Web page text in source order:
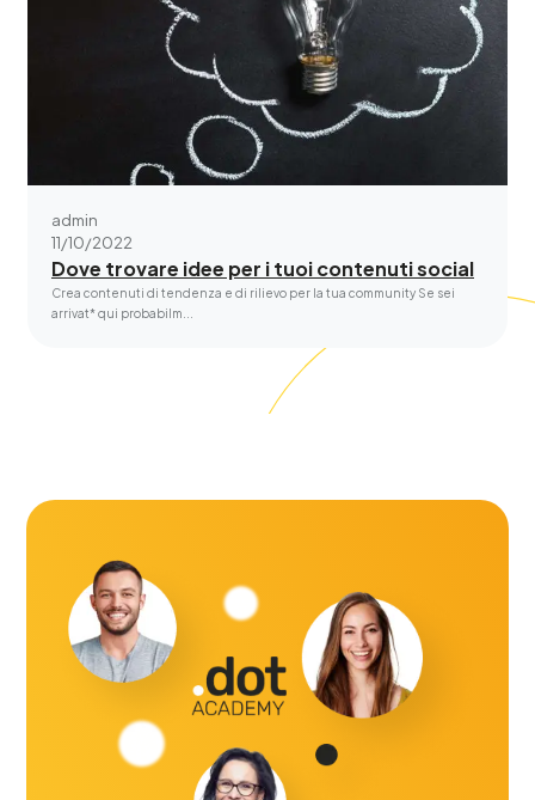
admin
11/10/2022
Dove trovare idee per i tuoi contenuti social
Crea contenuti di tendenza e di rilievo per la tua community Se sei
arrivat* qui probabilm...